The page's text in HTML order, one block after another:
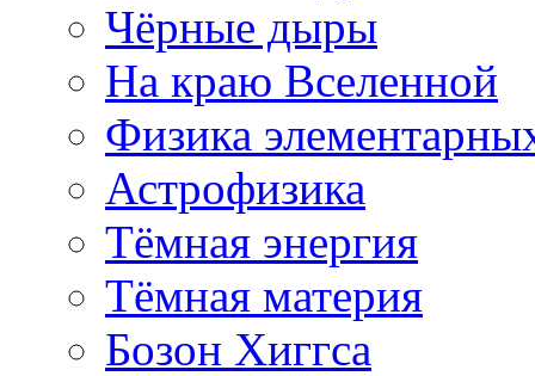
Чёрные дыры
На краю Вселенной
Физика
Астрофизика
Тёмная энергия
Тёмная материя
Бозон Хиггса